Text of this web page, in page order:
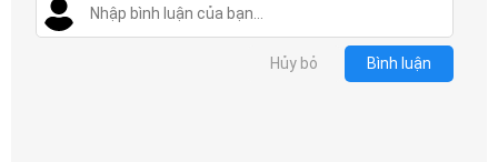
Hủy bỏ Bình luận